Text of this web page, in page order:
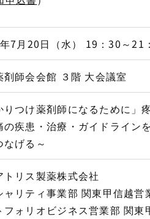
7月20日（水） 19：30～21
剤師会会館 ３階 大会議室
りつけ薬剤師になるために」
の疾患・治療・ガイドライン
なげる～
トリス製薬株式会社
ャリティ事業部 関東甲信越営
フォリオビジネス営業部 関東